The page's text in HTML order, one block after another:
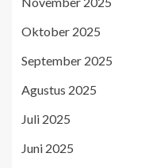
Oktober 2025
September 2025
Agustus 2025
Juli 2025
Juni 2025